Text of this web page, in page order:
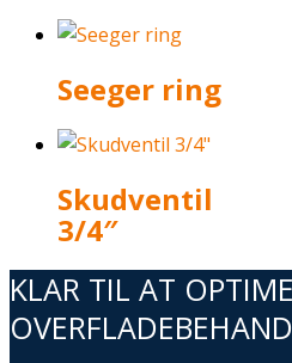
Seeger ring
Skudventil
3/4″
KLAR TIL AT